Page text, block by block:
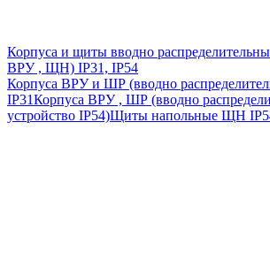
Корпуса и щиты вводно
ВРУ , ЩН) IP31, IP54
Корпуса ВРУ и ШР (вводно
IP31Корпуса ВРУ , ШР (вводно
устройство IP54)Щиты напольные ЩН